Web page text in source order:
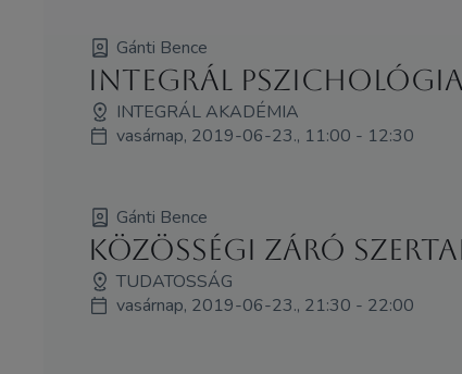
Gánti Bence
Integrál pszichológia
INTEGRÁL AKADÉMIA
vasárnap, 2019-06-23., 11:00 - 12:30
Gánti Bence
Közösségi Záró
TUDATOSSÁG
vasárnap, 2019-06-23., 21:30 - 22:00